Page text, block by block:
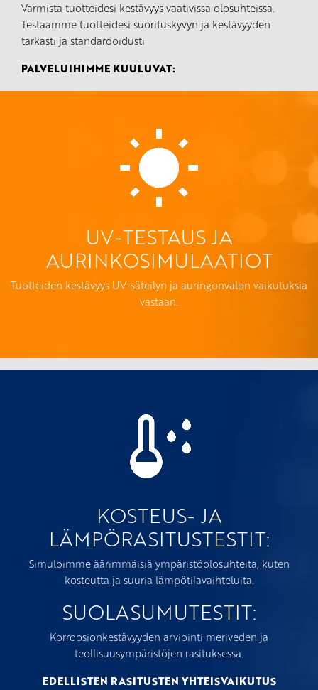
Varmista tuotteidesi kestävyys vaativissa olosuhteissa.
Testaamme tuotteidesi suorituskyvyn ja kestävyyden
tarkasti ja standardoidusti
PALVELUIHIMME KUULUVAT:
UV-TESTAUS JA
AURINKOSIMULAATIOT
Tuotteiden kestävyys UV-säteilyn ja auringonvalon vaikutuksia
vastaan.
KOSTEUS- JA
LÄMPÖRASITUSTESTIT:
Simuloimme äärimmäisiä ympäristöolosuhteita, kuten
kosteutta ja suuria lämpötilavaihteluita.
SUOLASUMUTESTIT:
Korroosionkestävyyden arviointi meriveden ja
teollisuusympäristöjen rasituksessa.
EDELLISTEN RASITUSTEN YHTEISVAIKUTUS